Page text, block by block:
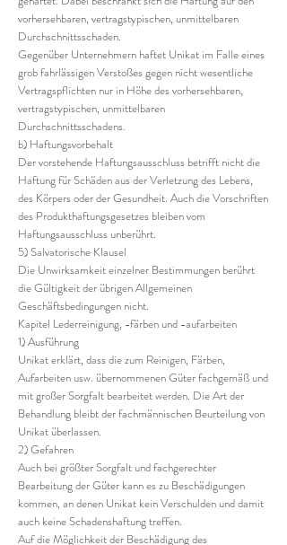
vorhersehbaren, vertragstypischen, unmittelbaren
Durchschnittsschaden.
Gegenüber Unternehmern haftet Unikat im Falle eines
grob fahrlässigen Verstoßes gegen nicht wesentliche
Vertragspflichten nur in Höhe des vorhersehbaren,
vertragstypischen, unmittelbaren
Durchschnittsschadens.
b) Haftungsvorbehalt
Der vorstehende Haftungsausschluss betrifft nicht die
Haftung für Schäden aus der Verletzung des Lebens,
des Körpers oder der Gesundheit. Auch die Vorschriften
des Produkthaftungsgesetzes bleiben vom
Haftungsausschluss unberührt.
5) Salvatorische Klausel
Die Unwirksamkeit einzelner Bestimmungen berührt
die Gültigkeit der übrigen Allgemeinen
Geschäftsbedingungen nicht.
Kapitel Lederreinigung, -färben und -aufarbeiten
1) Ausführung
Unikat erklärt, dass die zum Reinigen, Färben,
Aufarbeiten usw. übernommenen Güter fachgemäß und
mit großer Sorgfalt bearbeitet werden. Die Art der
Behandlung bleibt der fachmännischen Beurteilung von
Unikat überlassen.
2) Gefahren
Auch bei größter Sorgfalt und fachgerechter
Bearbeitung der Güter kann es zu Beschädigungen
kommen, an denen Unikat kein Verschulden und damit
auch keine Schadenshaftung treffen.
Auf die Möglichkeit der Beschädigung des